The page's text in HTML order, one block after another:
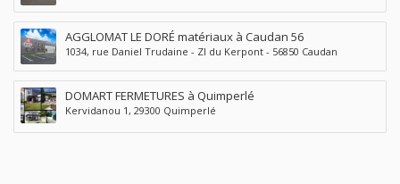
AGGLOMAT LE DORÉ matériaux à Caudan 56
1034, rue Daniel Trudaine - ZI du Kerpont - 56850 Caudan
DOMART FERMETURES à Quimperlé
Kervidanou 1, 29300 Quimperlé